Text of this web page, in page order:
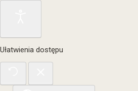
Ułatwienia dostępu